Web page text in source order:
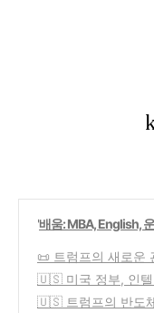
'배움: MBA, English,
📜 트럼프의 새로운
드리운 먹구름
(42)
🇺🇸 미국 정부, 인텔
🇺🇸 트럼프의 반도